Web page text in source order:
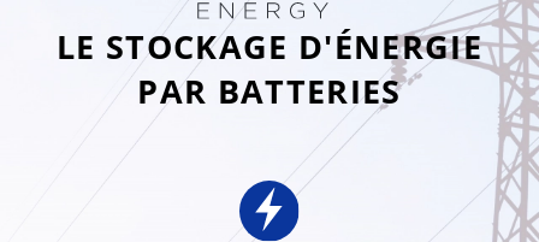
LE STOCKAGE D'ÉNERGIE
PAR BATTERIES